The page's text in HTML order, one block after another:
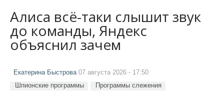
Алиса всё-таки слышит звук
до команды, Яндекс
объяснил зачем
Екатерина Быстрова07 августа 2026 - 17:50
Шпионские программы
Программы слежения